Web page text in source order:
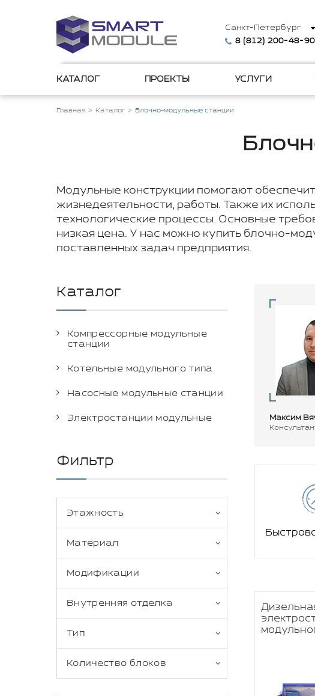
Санкт-Петербург
8 (812) 200-48-90
КАТАЛОГ ПРОЕКТЫ УСЛУГИ
Главная Каталог Блочно-модульные станции
Модульные конструкции помогают
жизнедеятельности, работы. Также их
технологические процессы. Основные
низкая цена. У нас можно купить блочно-
поставленных задач предприятия.
Каталог
Компрессорные модульные
станции
Котельные модульного типа
Насосные модульные станции
Электростанции модульные
Фильтр
Этажность
Материал
Модификации
Внутренняя отделка
Тип
Количество блоков
Максим